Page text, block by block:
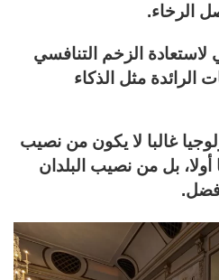
الرخاء.
الزخم التنافسي
الرائدة مثل الذكاء
غالبا لا يكون من نصيب
أولا، بل من نصيب البلدان